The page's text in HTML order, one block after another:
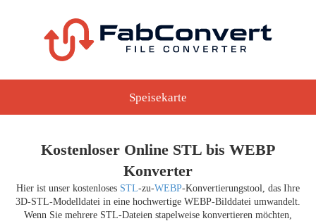
Speisekarte
Kostenloser Online STL bis WEBP
Konverter
Hier ist unser kostenloses STL-zu-WEBP-Konvertierungstool, das Ihre
3D-STL-Modelldatei in eine hochwertige WEBP-Bilddatei umwandelt.
Wenn Sie mehrere STL-Dateien stapelweise konvertieren möchten,